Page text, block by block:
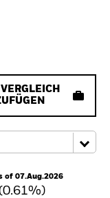
of 07.Aug.2026